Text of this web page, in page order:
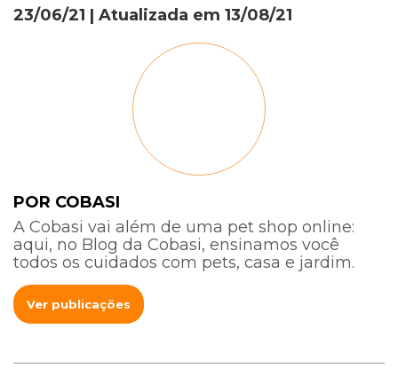
23/06/21 | Atualizada em 13/08/21
POR COBASI
A Cobasi vai além de uma pet shop online:
aqui, no Blog da Cobasi, ensinamos você
todos os cuidados com pets, casa e jardim.
Ver publicações